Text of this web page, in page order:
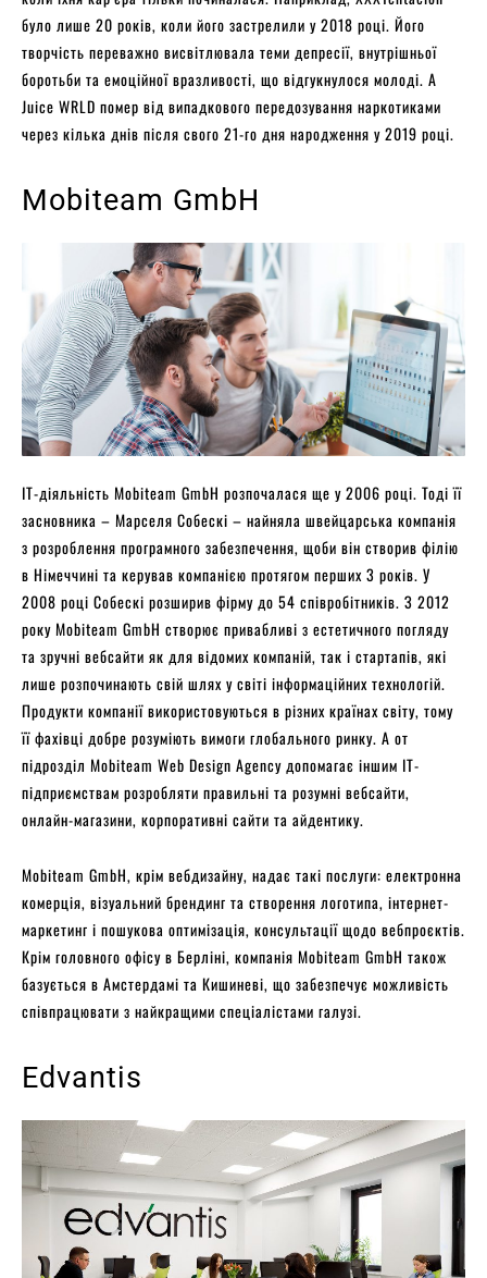
було лише 20 років, коли його застрелили у 2018 році. Його
творчість переважно висвітлювала теми депресії, внутрішньої
боротьби та емоційної вразливості, що відгукнулося молоді. А
Juice WRLD помер від випадкового передозування наркотиками
через кілька днів після свого 21-го дня народження у 2019 році.
Mobiteam GmbH
ІТ-діяльність Mobiteam GmbH розпочалася ще у 2006 році. Тоді її
засновника – Марселя Собескі – найняла швейцарська компанія
з розроблення програмного забезпечення, щоби він створив філію
в Німеччині та керував компанією протягом перших 3 років. У
2008 році Собескі розширив фірму до 54 співробітників. З 2012
року Mobiteam GmbH створює привабливі з естетичного погляду
та зручні вебсайти як для відомих компаній, так і стартапів, які
лише розпочинають свій шлях у світі інформаційних технологій.
Продукти компанії використовуються в різних країнах світу, тому
її фахівці добре розуміють вимоги глобального ринку. А от
підрозділ Mobiteam Web Design Agency допомагає іншим ІТ-
підприємствам розробляти правильні та розумні вебсайти,
онлайн-магазини, корпоративні сайти та айдентику.
Mobiteam GmbH, крім вебдизайну, надає такі послуги: електронна
комерція, візуальний брендинг та створення логотипа, інтернет-
маркетинг і пошукова оптимізація, консультації щодо вебпроєктів.
Крім головного офісу в Берліні, компанія Mobiteam GmbH також
базується в Амстердамі та Кишиневі, що забезпечує можливість
співпрацювати з найкращими спеціалістами галузі.
Edvantis